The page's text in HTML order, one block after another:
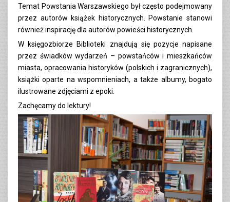
Temat Powstania Warszawskiego był często podejmowany
przez autorów książek historycznych. Powstanie stanowi
również inspirację dla autorów powieści historycznych.
W księgozbiorze Biblioteki znajdują się pozycje napisane
przez świadków wydarzeń – powstańców i mieszkańców
miasta, opracowania historyków (polskich i zagranicznych),
książki oparte na wspomnieniach, a także albumy, bogato
ilustrowane zdjęciami z epoki.
Zachęcamy do lektury!